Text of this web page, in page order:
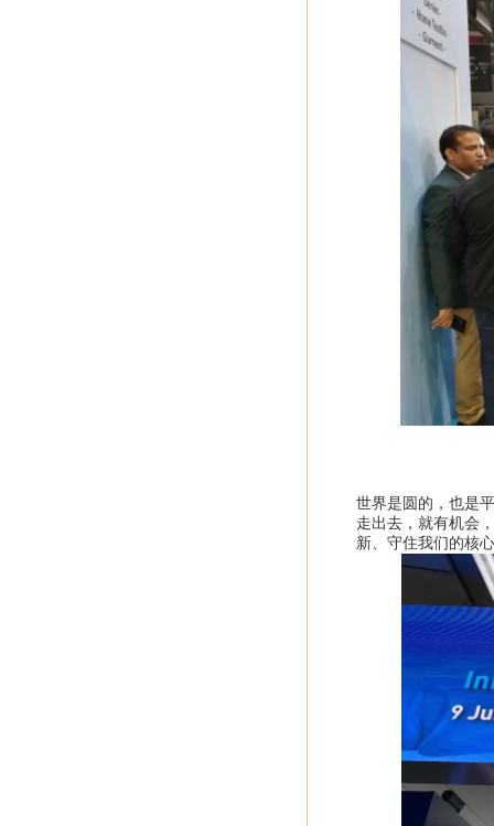
世界是圆的，也是
走出去，就有机会
新、守住我们的核